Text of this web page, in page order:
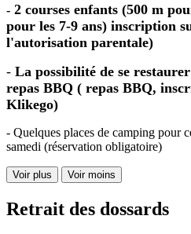
- 2 courses enfants (500 m
pour les 7-9 ans) inscription
l'autorisation parentale)
- La possibilité de se
repas BBQ ( repas BBQ,
Klikego)
- Quelques places de camping pour
samedi (réservation obligatoire)
Voir plus Voir moins
Retrait des dossards